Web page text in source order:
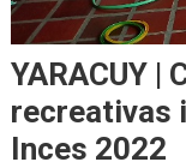
YARACUY |
recreativas
Inces 2022